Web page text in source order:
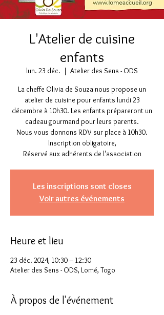
L'Atelier de cuisine
enfants
lun. 23 déc.
  |
Atelier des Sens - ODS
La cheffe Olivia de Souza nous propose un
atelier de cuisine pour enfants lundi 23
décembre à 10h30. Les enfants prépareront un
cadeau gourmand pour leurs parents.
Nous vous donnons RDV sur place à 10h30.
Inscription obligatoire,
Réservé aux adhérents de l'association
Les inscriptions sont closes
Voir autres événements
Heure et lieu
23 déc. 2024, 10:30 – 12:30
Atelier des Sens - ODS, Lomé, Togo
À propos de l'événement